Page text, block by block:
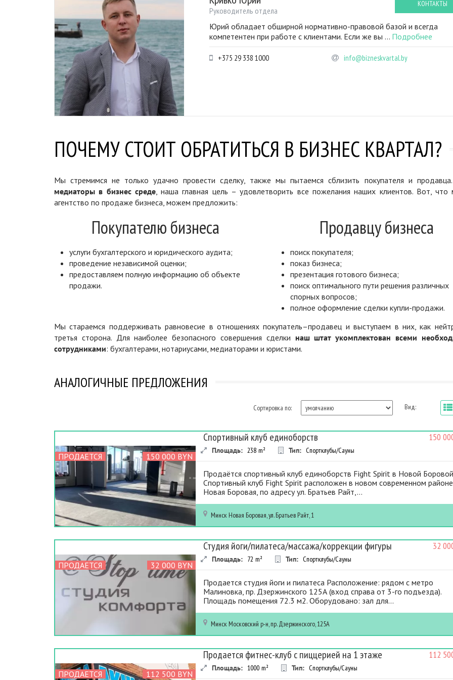
Руководитель отдела
КОНТАКТЫ
Юрий обладает обширной нормативно-правовой базой и всегда
компетентен при работе с клиентами. Если же вы ... Подробнее
+375 29 338 1000 info@bizneskvartal.by
ПОЧЕМУ СТОИТ ОБРАТИТЬСЯ В БИЗНЕС КВАРТАЛ?
Мы стремимся не только удачно провести сделку, также мы пытаемся сблизить покупателя и продавца.
медиаторы в бизнес среде, наша главная цель – удовлетворить все пожелания наших клиентов. Вот, что
агентство по продаже бизнеса, можем предложить:
Покупателю бизнеса
услуги бухгалтерского и юридического аудита;
проведение независимой оценки;
предоставляем полную информацию об объекте
продажи.
Продавцу бизнеса
поиск покупателя;
показ бизнеса;
презентация готового бизнеса;
поиск оптимального пути решения различных
спорных вопросов;
полное оформление сделки купли-продажи.
Мы стараемся поддерживать равновесие в отношениях покупатель–продавец и выступаем в них, как
третья сторона. Для наиболее безопасного совершения сделки наш штат укомплектован всеми
сотрудниками: бухгалтерами, нотариусами, медиаторами и юристами.
АНАЛОГИЧНЫЕ ПРЕДЛОЖЕНИЯ
Сортировка по: Вид:
ПРОДАЕТСЯ 150 000 BYN
Спортивный клуб единоборств 150
Площадь: 238 m² Тип: Спортклубы/Сауны
Продаётся спортивный клуб единоборств Fight Spirit в Новой Боровой
Спортивный клуб Fight Spirit расположен в новом современном районе
Новая Боровая, по адресу ул. Братьев Райт,...
Минск Новая Боровая, ул. Братьев Райт, 1
ПРОДАЕТСЯ 32 000 BYN
Студия йоги/пилатеса/массажа/коррекции фигуры 32
Площадь: 72 m² Тип: Спортклубы/Сауны
Продается студия йоги и пилатеса Расположение: рядом с метро
Малиновка, пр. Дзержинского 125А (вход справа от 3-го подъезда).
Площадь помещения 72.3 м2. Оборудовано: зал для...
Минск Московский р-н, пр. Дзержинского, 125А
ПРОДАЕТСЯ 112 500 BYN
Продается фитнес-клуб с пиццерией на 1 этаже 112
Площадь: 1000 m² Тип: Спортклубы/Сауны